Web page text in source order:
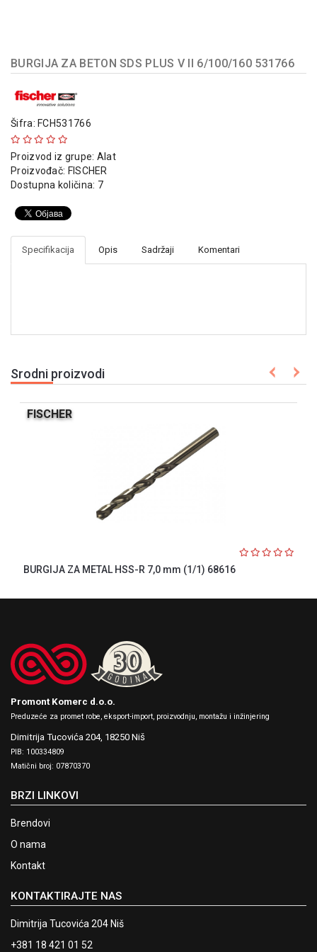
Instalacioni
materijal
Napajanja
kontrola
osvetljenja
Baterijska
BURGIJA ZA BETON SDS PLUS V II 6/100/160 531766
Šifra: FCH531766
Proizvod iz grupe: Alat
Proizvođač: FISCHER
Dostupna količina: 7
Specifikacija Opis Sadržaji Komentari
Srodni proizvodi
FISCHER
BURGIJA ZA METAL HSS-R 7,0 mm (1/1) 68616
Promont Komerc d.o.o.
Preduzeće za promet robe, eksport-import, proizvodnju, montažu i inžinjering
Dimitrija Tucovića 204, 18250 Niš
PIB: 100334809
Matični broj: 07870370
BRZI LINKOVI
Brendovi
O nama
Kontakt
KONTAKTIRAJTE NAS
Dimitrija Tucovića 204 Niš
+381 18 421 01 52